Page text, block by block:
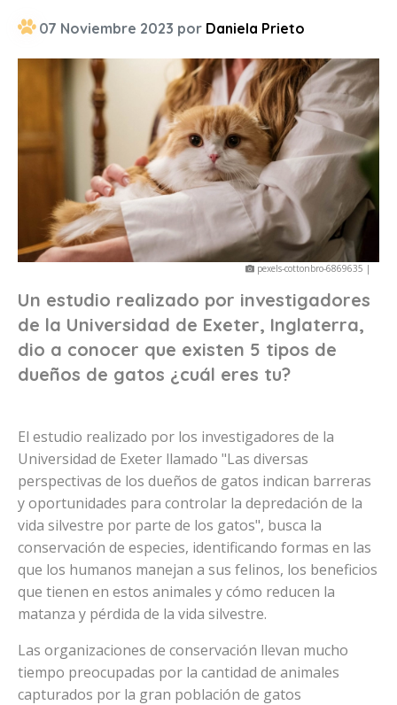
07 Noviembre 2023 por Daniela Prieto
pexels-cottonbro-6869635 |
Un estudio realizado por investigadores
de la Universidad de Exeter, Inglaterra,
dio a conocer que existen 5 tipos de
dueños de gatos ¿cuál eres tu?
El estudio realizado por los investigadores de la
Universidad de Exeter llamado "Las diversas
perspectivas de los dueños de gatos indican barreras
y oportunidades para controlar la depredación de la
vida silvestre por parte de los gatos", busca la
conservación de especies, identificando formas en las
que los humanos manejan a sus felinos, los beneficios
que tienen en estos animales y cómo reducen la
matanza y pérdida de la vida silvestre.
Las organizaciones de conservación llevan mucho
tiempo preocupadas por la cantidad de animales
capturados por la gran población de gatos